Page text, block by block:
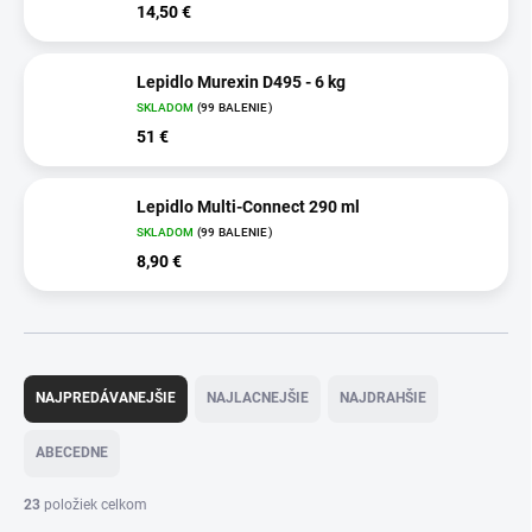
14,50 €
Lepidlo Murexin D495 - 6 kg
SKLADOM (99 BALENIE)
51 €
Lepidlo Multi-Connect 290 ml
SKLADOM (99 BALENIE)
8,90 €
R
d
i
NAJPREDÁVANEJŠIE NAJLACNEJŠIE NAJDRAHŠIE
ABECEDNE
23 položiek celkom